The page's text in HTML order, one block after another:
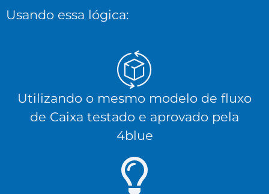
Usando essa lógica:
Utilizando o mesmo modelo de fluxo
de Caixa testado e aprovado pela
4blue